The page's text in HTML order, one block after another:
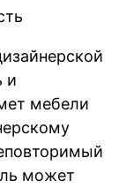
и
мебели
может